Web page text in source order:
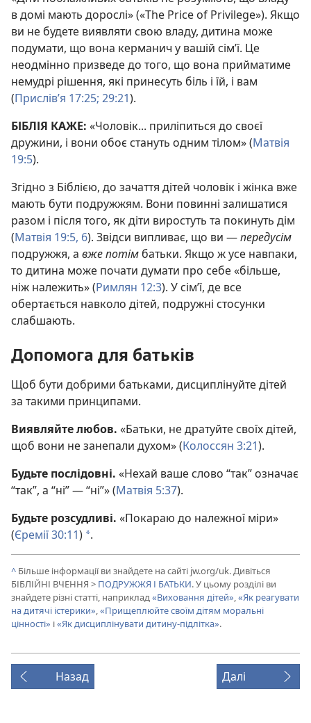
в домі мають дорослі» («The Price of Privilege»). Якщо
ви не будете виявляти свою владу, дитина може
подумати, що вона керманич у вашій сім’ї. Це
неодмінно призведе до того, що вона прийматиме
немудрі рішення, які принесуть біль і їй, і вам
(Прислів’я 17:25; 29:21).
БІБЛІЯ КАЖЕ: «Чоловік... приліпиться до своєї
дружини, і вони обоє стануть одним тілом» (Матвія
19:5).
Згідно з Біблією, до зачаття дітей чоловік і жінка вже
мають бути подружжям. Вони повинні залишатися
разом і після того, як діти виростуть та покинуть дім
(Матвія 19:5, 6). Звідси випливає, що ви —передусім
подружжя, а вже потімбатьки. Якщо ж усе навпаки,
то дитина може почати думати про себе «більше,
ніж належить» (Римлян 12:3). У сім’ї, де все
обертається навколо дітей, подружні стосунки
слабшають.
Допомога для батьків
Щоб бути добрими батьками, дисциплінуйте дітей
за такими принципами.
Виявляйте любов. «Батьки, не дратуйте своїх дітей,
щоб вони не занепали духом» (Колоссян 3:21).
Будьте послідовні. «Нехай ваше слово “так” означає
“так”, а “ні” — “ні”» (Матвія 5:37).
Будьте розсудливі. «Покараю до належної міри»
(Єремії 30:11) *.
^ Більше інформації ви знайдете на сайті jw.org/uk. Дивіться
БІБЛІЙНІ ВЧЕННЯ > ПОДРУЖЖЯ І БАТЬКИ. У цьому розділі ви
знайдете різні статті, наприклад«Виховання дітей»,«Як реагувати
на дитячі істерики»,«Прищеплюйте своїм дітям моральні
цінності» і«Як дисциплінувати дитину-підлітка».
Назад Далі